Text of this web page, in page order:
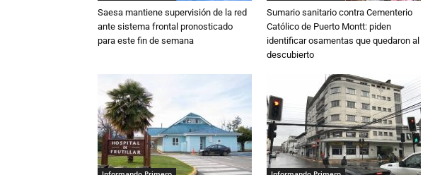
Saesa mantiene supervisión de la red
ante sistema frontal pronosticado
para este fin de semana
Sumario sanitario contra Cementerio
Católico de Puerto Montt: piden
identificar osamentas que quedaron al
descubierto